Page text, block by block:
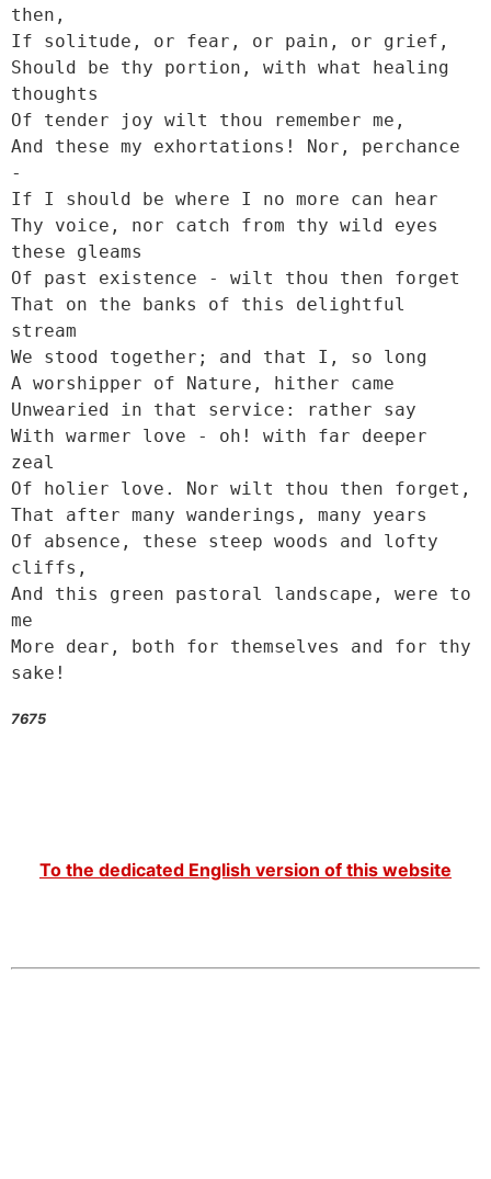
then,
If solitude, or fear, or pain, or grief,
Should be thy portion, with what healing
thoughts
Of tender joy wilt thou remember me,
And these my exhortations! Nor, perchance
-
If I should be where I no more can hear
Thy voice, nor catch from thy wild eyes
these gleams
Of past existence - wilt thou then forget
That on the banks of this delightful
stream
We stood together; and that I, so long
A worshipper of Nature, hither came
Unwearied in that service: rather say
With warmer love - oh! with far deeper
zeal
Of holier love. Nor wilt thou then forget,
That after many wanderings, many years
Of absence, these steep woods and lofty
cliffs,
And this green pastoral landscape, were to
me
More dear, both for themselves and for thy
sake!
7675
To the dedicated English version of this website